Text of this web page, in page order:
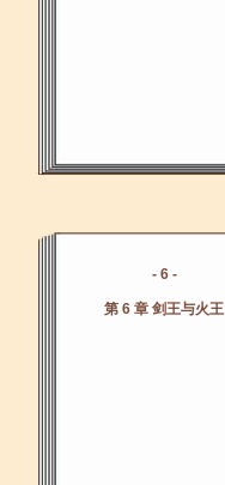
- 6 -
第 6 章 剑王与火王